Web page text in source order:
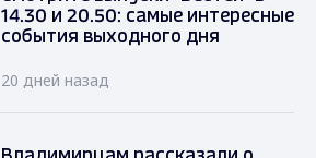
14.30 и 20.50: самые интересные
события выходного дня
20 дней назад